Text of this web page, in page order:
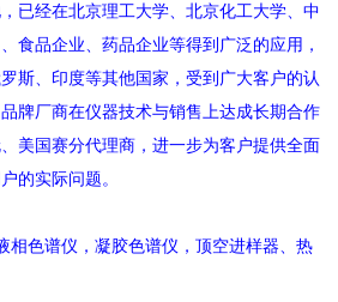
已经在北京理工大学、北京化工大学、中
食品企业、药品企业等得到广泛的应用，
斯、印度等其他国家，受到广大客户的认
牌厂商在仪器技术与销售上达成长期合作
美国赛分代理商，进一步为客户提供全面
的实际问题。
相色谱仪，凝胶色谱仪，顶空进样器、热